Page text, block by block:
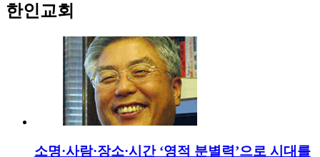
한인교회
소명·사람·장소·시간 ‘영적 분별력’으로 시대를